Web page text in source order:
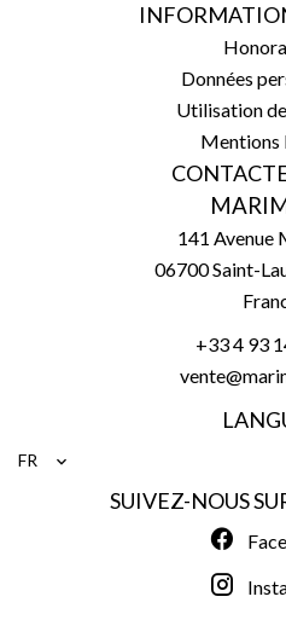
Données
Utilisation
Mentions
141 Avenue
06700Saint-
+33 4 93
FR
SUIVEZ-NOUS